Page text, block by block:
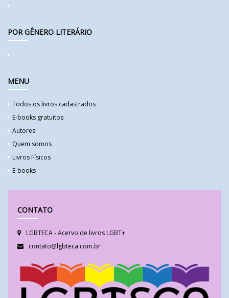
POR GÊNERO LITERÁRIO
MENU
Todos os livros cadastrados
E-books gratuitos
Autores
Quem somos
Livros Físicos
E-books
CONTATO
LGBTECA - Acervo de livros LGBT+
contato@lgbteca.com.br